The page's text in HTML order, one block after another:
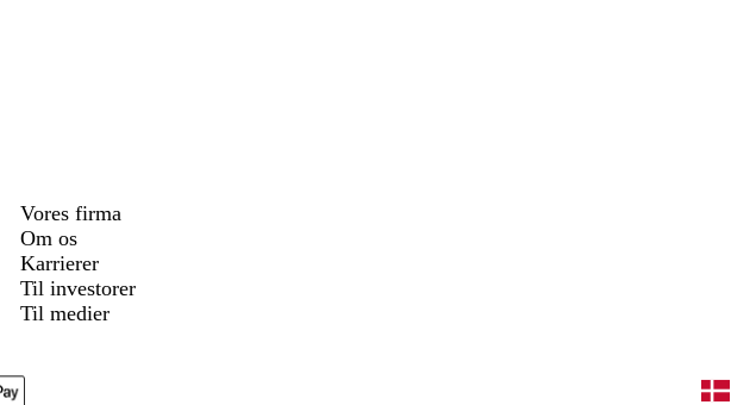
Vores firma
Om os
Karrierer
Til investorer
Til medier